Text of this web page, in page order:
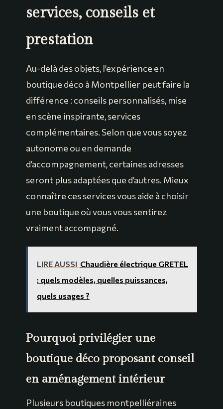
services, conseils et
prestation
Au-delà des objets, l’expérience en
boutique déco à Montpellier peut faire la
différence : conseils personnalisés, mise
en scène inspirante, services
complémentaires. Selon que vous soyez
autonome ou en demande
d’accompagnement, certaines adresses
seront plus adaptées que d’autres. Mieux
connaître ces services vous aide à choisir
une boutique où vous vous sentirez
vraiment accompagné.
LIRE AUSSI Chaudière électrique GRETEL
: quels modèles, quelles puissances,
quels usages ?
Pourquoi privilégier une
boutique déco proposant conseil
en aménagement intérieur
Plusieurs boutiques montpelliéraines